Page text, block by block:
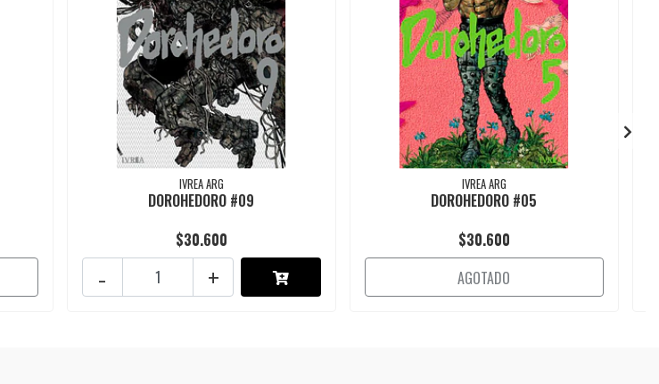
IVREA ARG
DOROHEDORO #09
$30.600
+
-
IVREA ARG
DOROHEDORO #05
$30.600
AGOTADO